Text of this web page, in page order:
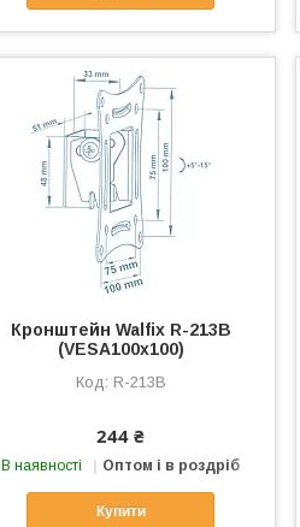
Кронштейн Walfix R-213B
(VESA100х100)
R-213B
244 ₴
В наявності Оптом і в роздріб
Купити